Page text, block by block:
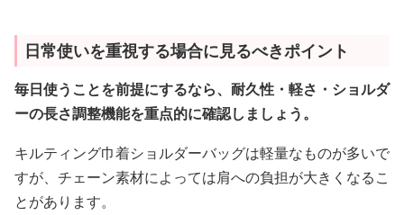
日常使いを重視する場合に見るべきポイント
毎日使うことを前提にするなら、耐久性・軽さ・ショルダ
ーの長さ調整機能を重点的に確認しましょう。
キルティング巾着ショルダーバッグは軽量なものが多いで
すが、チェーン素材によっては肩への負担が大きくなるこ
とがあります。